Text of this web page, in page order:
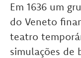
Em 1636 um
do Veneto
teatro
simulações de